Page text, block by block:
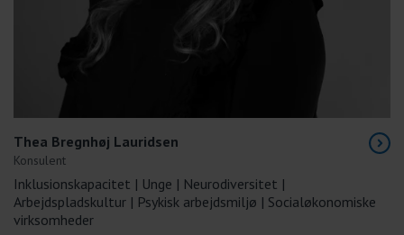
Thea Bregnhøj Lauridsen
Konsulent
Inklusionskapacitet | Unge | Neurodiversitet |
Arbejdspladskultur | Psykisk arbejdsmiljø | Socialøkonomiske
virksomheder